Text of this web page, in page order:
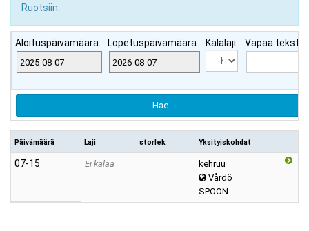
Ruotsiin.
Aloituspäivämäärä: Lopetuspäivämäärä: Kalalaji: Vapaa teksti:
Päivämäärä Laji storlek Yksityiskohdat
07‑15 Ei kalaa
kehruu
Vårdö
SPOON